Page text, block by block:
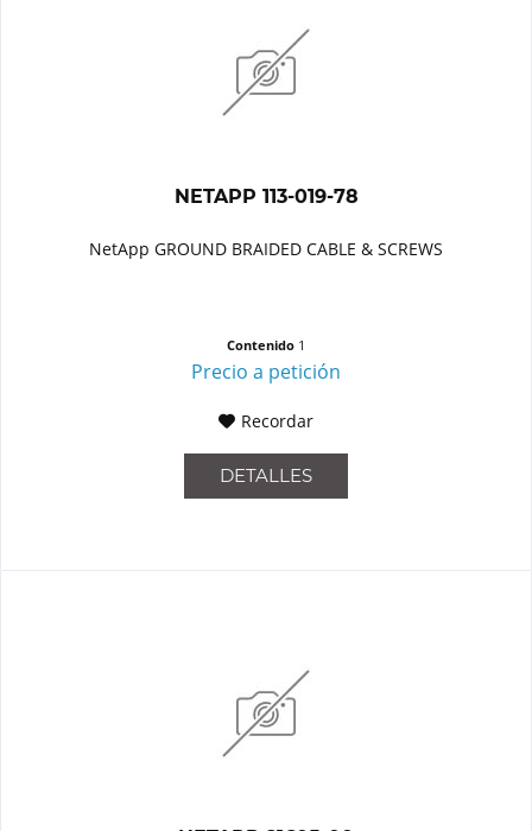
NETAPP 113-019-78
NetApp GROUND BRAIDED CABLE & SCREWS
Contenido 1
Precio a petición
Recordar
DETALLES